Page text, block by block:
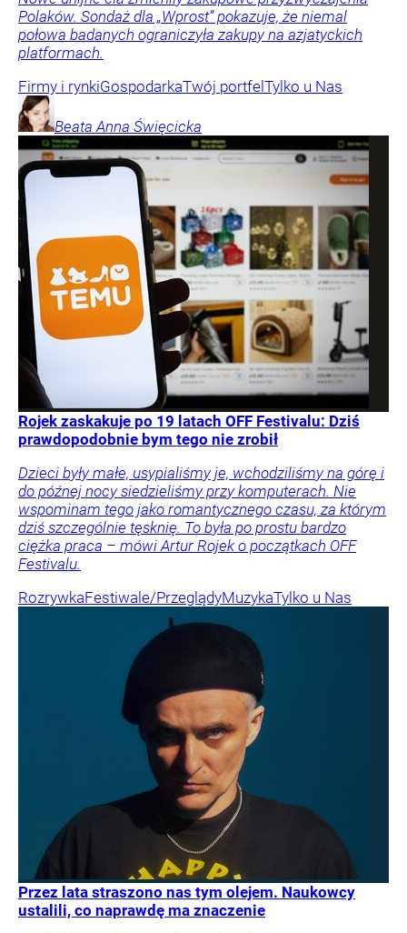
Polaków. Sondaż dla „Wprost” pokazuje, że niemal
połowa badanych ograniczyła zakupy na azjatyckich
platformach.
Firmy i rynkiGospodarkaTwój portfelTylko u Nas
Beata Anna Święcicka
Rojek zaskakuje po 19 latach OFF Festivalu: Dziś
prawdopodobnie bym tego nie zrobił
Dzieci były małe, usypialiśmy je, wchodziliśmy na górę i
do późnej nocy siedzieliśmy przy komputerach. Nie
wspominam tego jako romantycznego czasu, za którym
dziś szczególnie tęsknię. To była po prostu bardzo
ciężka praca – mówi Artur Rojek o początkach OFF
Festivalu.
RozrywkaFestiwale/PrzeglądyMuzykaTylko u Nas
Przez lata straszono nas tym olejem. Naukowcy
ustalili, co naprawdę ma znaczenie